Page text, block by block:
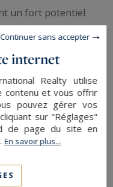
un fort potentiel
sur la rue
un ensemble
contigus en
d'îlot végétalisé.
foncière de
57 et 412).
:
internet
Realty utilise
contenu et vous offrir
pouvez gérer vos
sur "Réglages"
de page du site en
En savoir plus...
Continuer sans accepter